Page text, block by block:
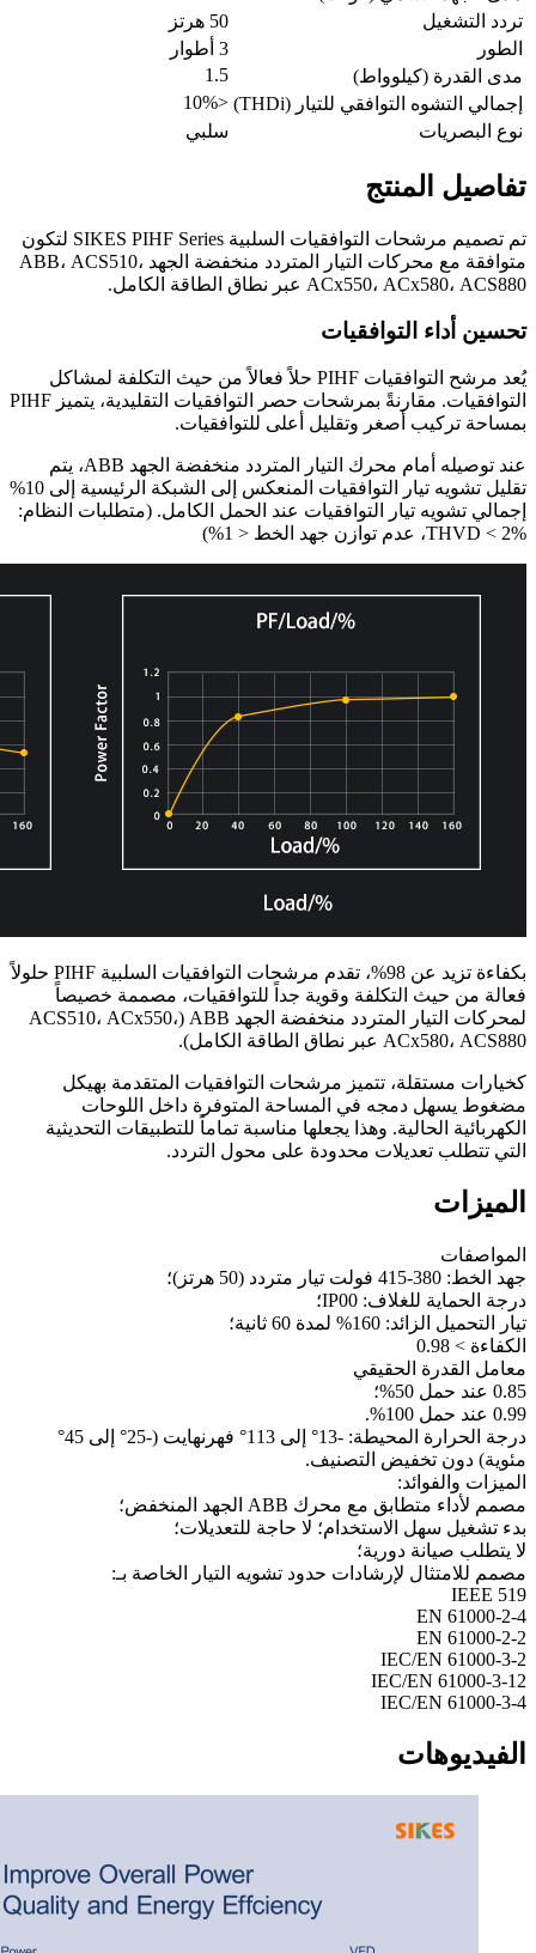
تردد التشغيل
50 هرتز
الطور
3 أطوار
مدى القدرة (كيلوواط)
1.5
إجمالي التشوه التوافقي للتيار (THDi)
<10%
نوع البصريات
سلبي
تفاصيل المنتج
تم تصميم مرشحات التوافقيات السلبية SIKES PIHF Series لتكون
متوافقة مع محركات التيار المتردد منخفضة الجهد ABB، ACS510،
ACx550، ACx580، ACS880 عبر نطاق الطاقة الكامل.
تحسين أداء التوافقيات
يُعد مرشح التوافقيات PIHF حلاً فعالاً من حيث التكلفة لمشاكل
التوافقيات. مقارنةً بمرشحات حصر التوافقيات التقليدية، يتميز PIHF
بمساحة تركيب أصغر وتقليل أعلى للتوافقيات.
عند توصيله أمام محرك التيار المتردد منخفضة الجهد ABB، يتم
تقليل تشويه تيار التوافقيات المنعكس إلى الشبكة الرئيسية إلى 10%
إجمالي تشويه تيار التوافقيات عند الحمل الكامل. (متطلبات النظام:
THVD < 2%، عدم توازن جهد الخط < 1%)
بكفاءة تزيد عن 98%، تقدم مرشحات التوافقيات السلبية PIHF حلولاً
فعالة من حيث التكلفة وقوية جداً للتوافقيات، مصممة خصيصاً
لمحركات التيار المتردد منخفضة الجهد ABB (ACS510، ACx550،
ACx580، ACS880 عبر نطاق الطاقة الكامل).
كخيارات مستقلة، تتميز مرشحات التوافقيات المتقدمة بهيكل
مضغوط يسهل دمجه في المساحة المتوفرة داخل اللوحات
الكهربائية الحالية. وهذا يجعلها مناسبة تماماً للتطبيقات التحديثية
التي تتطلب تعديلات محدودة على محول التردد.
الميزات
المواصفات
جهد الخط: 380-415 فولت تيار متردد (50 هرتز)؛
درجة الحماية للغلاف: IP00؛
تيار التحميل الزائد: 160% لمدة 60 ثانية؛
الكفاءة > 0.98
معامل القدرة الحقيقي
0.85 عند حمل 50%؛
0.99 عند حمل 100%.
درجة الحرارة المحيطة: -13° إلى 113° فهرنهايت (-25° إلى 45°
مئوية) دون تخفيض التصنيف.
الميزات والفوائد:
مصمم لأداء متطابق مع محرك ABB الجهد المنخفض؛
بدء تشغيل سهل الاستخدام؛ لا حاجة للتعديلات؛
لا يتطلب صيانة دورية؛
مصمم للامتثال لإرشادات حدود تشويه التيار الخاصة بـ:
IEEE 519
EN 61000-2-4
EN 61000-2-2
IEC/EN 61000-3-2
IEC/EN 61000-3-12
IEC/EN 61000-3-4
الفيديوهات